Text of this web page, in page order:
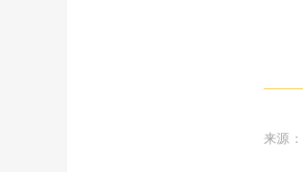
来源：